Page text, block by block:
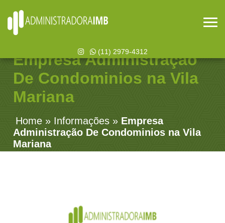
(11) 2979-4312
Empresa Administração
De Condominios na Vila
Mariana
Home » Informações » Empresa
Administração De Condominios na Vila
Mariana